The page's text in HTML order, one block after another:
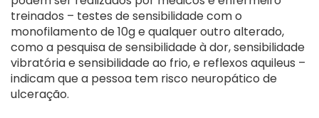
treinados – testes de sensibilidade com o
monofilamento de 10g e qualquer outro alterado,
como a pesquisa de sensibilidade à dor, sensibilidade
vibratória e sensibilidade ao frio, e reflexos aquileus –
indicam que a pessoa tem risco neuropático de
ulceração.